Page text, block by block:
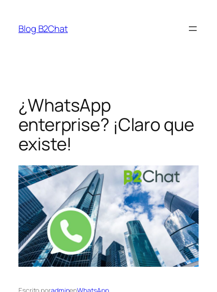
contenido
Blog B2Chat
¿WhatsApp
enterprise? ¡Claro que
existe!